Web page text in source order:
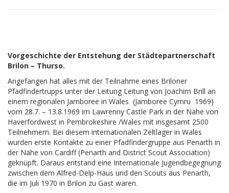
Vorgeschichte der Entstehung der Städtepartnerschaft
Brilon – Thurso.
Angefangen hat alles mit der Teilnahme eines Briloner
Pfadfindertrupps unter der Leitung Leitung von Joachim Brill an
einem regionalen Jamboree in Wales (Jamboree Cymru 1969)
vom 28.7. – 13.8.1969 im Lawrenny Castle Park in der Nähe von
Haverfordwest in Pembrokeshire /Wales mit insgesamt 2500
Teilnehmern. Bei diesem internationalen Zeltlager in Wales
wurden erste Kontakte zu einer Pfadfindergruppe aus Penarth in
der Nähe von Cardiff (Penarth and District Scout Association)
geknüpft. Daraus entstand eine Internationale Jugendbegegnung
zwischen dem Alfred-Delp-Haus und den Scouts aus Penarth,
die im Juli 1970 in Brilon zu Gast waren.